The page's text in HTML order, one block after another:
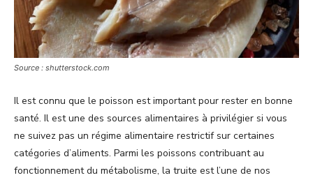
Source : shutterstock.com
Il est connu que le poisson est important pour rester en bonne
santé. Il est une des sources alimentaires à privilégier si vous
ne suivez pas un régime alimentaire restrictif sur certaines
catégories d’aliments. Parmi les poissons contribuant au
fonctionnement du métabolisme, la truite est l’une de nos